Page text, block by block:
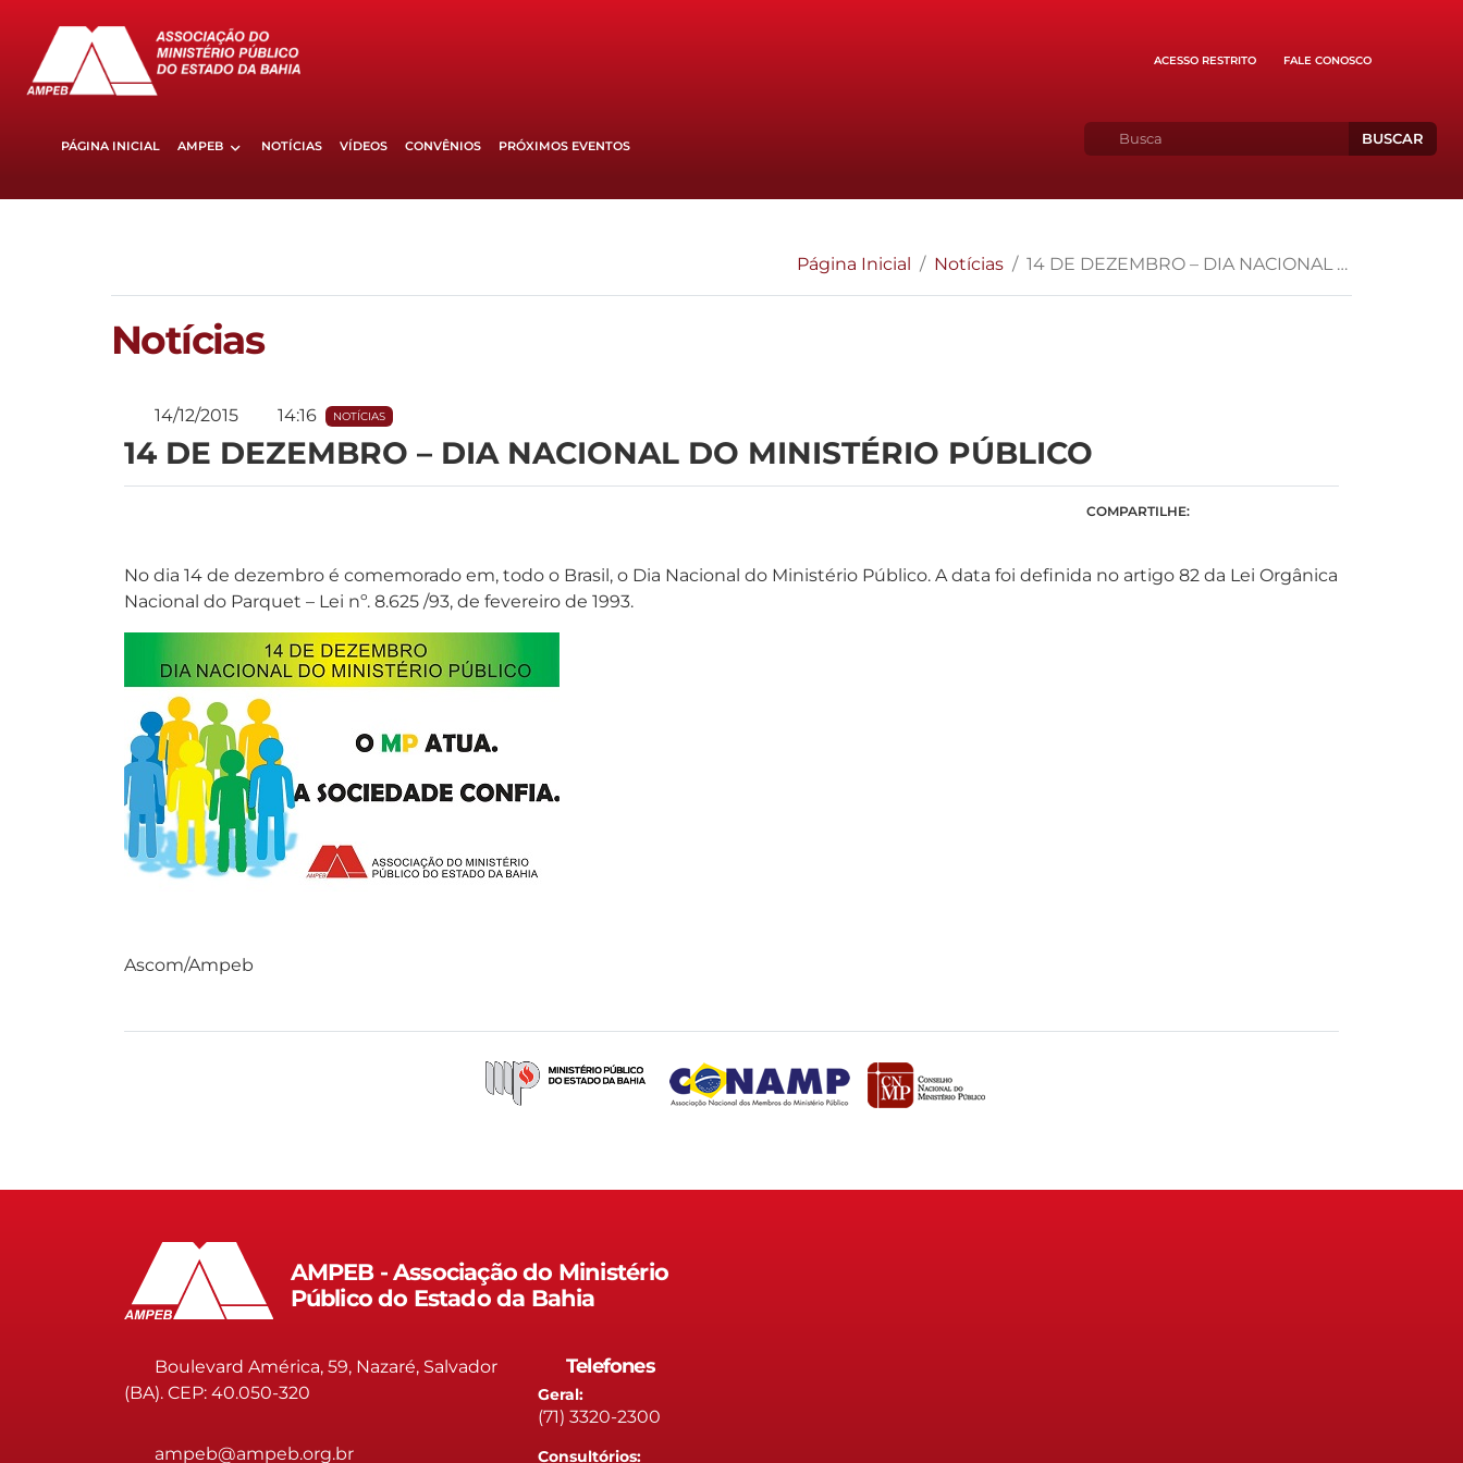
ACESSO RESTRITO FALE CONOSCO
PÁGINA INICIAL AMPEB NOTÍCIAS VÍDEOS CONVÊNIOS PRÓXIMOS EVENTOS BUSCAR
Página Inicial Notícias 14 DE DEZEMBRO – DIA NACIONAL DO MINISTÉRIO PÚBLICO
Notícias
14/12/2015 14:16 NOTÍCIAS
14 DE DEZEMBRO – DIA NACIONAL DO MINISTÉRIO PÚBLICO
COMPARTILHE:
No dia 14 de dezembro é comemorado em, todo o Brasil, o Dia Nacional do Ministério Público. A data foi definida no artigo 82 da Lei Orgânica
Nacional do Parquet – Lei nº. 8.625 /93, de fevereiro de 1993.
Ascom/Ampeb
AMPEB - Associação do Ministério
Público do Estado da Bahia
Boulevard América, 59, Nazaré, Salvador
(BA). CEP: 40.050-320
ampeb@ampeb.org.br
Telefones
Geral:
(71) 3320-2300
Consultórios: